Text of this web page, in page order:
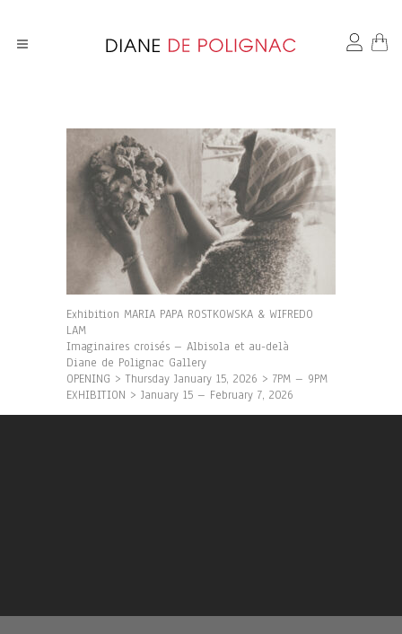
Exhibition MARIA PAPA ROSTKOWSKA & WIFREDO
LAM
Imaginaires croisés – Albisola et au-delà
Diane de Polignac Gallery
OPENING > Thursday January 15, 2026 > 7PM – 9PM
EXHIBITION > January 15 – February 7, 2026